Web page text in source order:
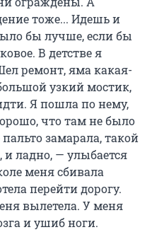
тоже... Идешь и
бы лучше, если бы
В детстве я
ремонт, яма какая-
узкий мостик,
Я пошла по нему,
что там не было
замарала, такой
и ладно, — улыбается
меня сбивала
перейти дорогу.
вылетела. У меня
и ушиб ноги.